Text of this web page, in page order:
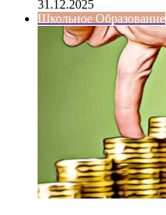
31.12.2025
Школьное Образование